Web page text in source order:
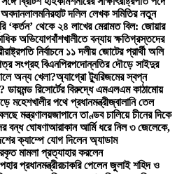
লালমনিরহাট দলিল লেখক সমিতির নতুন
‘কর্তন’ থেকে ২৪ লাখের মেরামত বিল: জোয়ার
অভিযোগবাঁশখালীতে বন্যায় ক্ষতিগ্রস্তদের
রাষ্ট্রপতি নির্বাচনে ১১ দলীয় জোটের প্রার্থী অলি
সংগ্রহ বিএনপিরপদোন্নতির দৌড়ে সাইদুর
অন্য খেলা?অ্যাগ্রো ট্যুরিজমের স্বপ্ন
ডায়মন্ড রিসোর্টের বিরুদ্ধে এমএলএম কাঠামোয়
মহেশখালীর পথে প্রধানমন্ত্রীজ্বালানি তেল
মন্ত্রণালয়জাপানে তাণ্ডব চালিয়ে চীনের দিকে
বন্ধ ঘোষণাআরাকান আর্মি ধরে নিল ৩ জেলেকে,
ক্যাম্পে যোগ দিলেন অ্যাডাম
মামলা প্রত্যাহার করলেন
প্রধানমন্ত্রীরচাকরি পেলেন জুলাই শহিদ ও